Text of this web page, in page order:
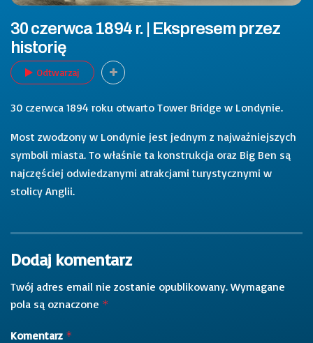
30 czerwca 1894 r. | Ekspresem przez
historię
Odtwarzaj
30 czerwca 1894 roku otwarto Tower Bridge w Londynie.
Most zwodzony w Londynie jest jednym z najważniejszych
symboli miasta. To właśnie ta konstrukcja oraz Big Ben są
najczęściej odwiedzanymi atrakcjami turystycznymi w
stolicy Anglii.
Dodaj komentarz
Twój adres email nie zostanie opublikowany. Wymagane
pola są oznaczone *
Komentarz *